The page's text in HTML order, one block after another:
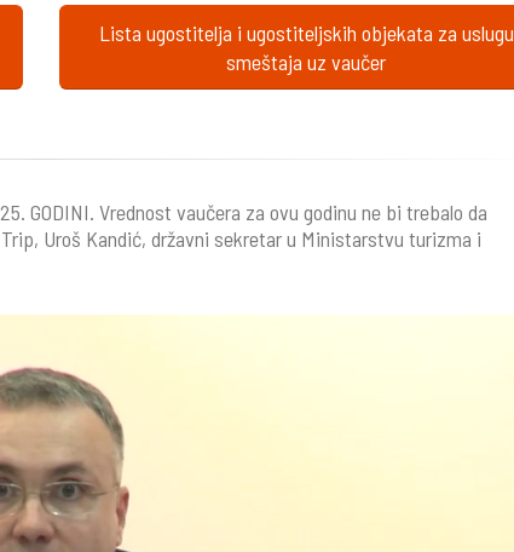
Lista ugostitelja i ugostiteljskih objekata za uslugu
smeštaja uz vaučer
GODINI. Vrednost vaučera za ovu godinu ne bi trebalo da
Uroš Kandić, državni sekretar u Ministarstvu turizma i